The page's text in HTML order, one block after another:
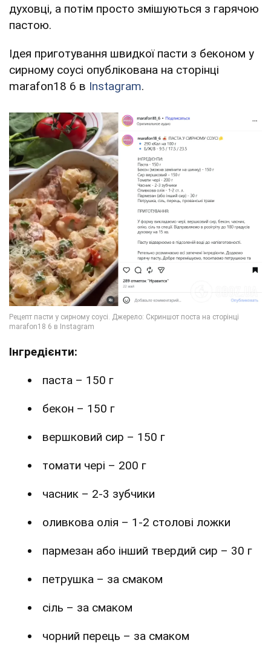
духовці, а потім просто змішуються з гарячою
пастою.
Ідея приготування швидкої пасти з беконом у
сирному соусі опублікована на сторінці
marafon18 6 в Instagram.
Інгредієнти:
паста – 150 г
бекон – 150 г
вершковий сир – 150 г
томати чері – 200 г
часник – 2-3 зубчики
оливкова олія – 1-2 столові ложки
пармезан або інший твердий сир – 30 г
петрушка – за смаком
сіль – за смаком
чорний перець – за смаком